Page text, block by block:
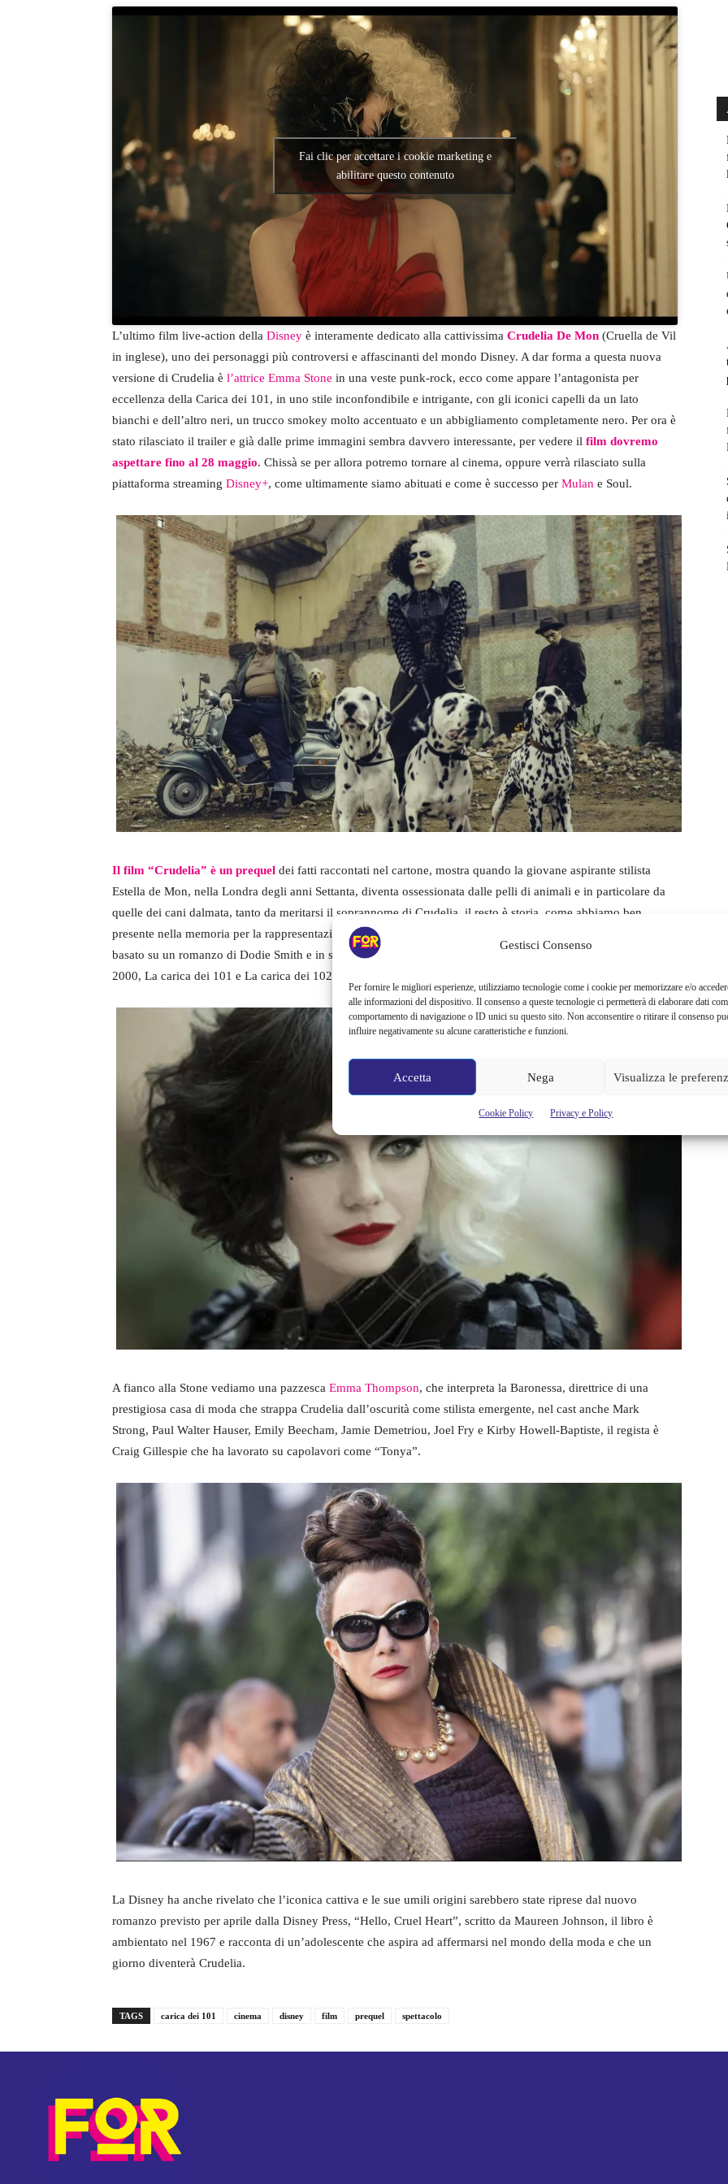
Gestisci Consenso
Per fornire le migliori esperienze, utilizziamo tecnologie come i cookie per memorizzare e/o
alle informazioni del dispositivo. Il consenso a queste tecnologie ci permetterà di elaborare dati
comportamento di navigazione o ID unici su questo sito. Non acconsentire o ritirare il consenso
influire negativamente su alcune caratteristiche e funzioni.
Accetta Nega Visualizza le
Cookie Policy Privacy e Policy
Fai clic per accettare i cookie marketing e
abilitare questo contenuto
L’ultimo film live-action della Disney è interamente dedicato alla cattivissima Crudelia De Mon (Cruella de Vil
in inglese), uno dei personaggi più controversi e affascinanti del mondo Disney. A dar forma a questa nuova
versione di Crudelia è l’attrice Emma Stone in una veste punk-rock, ecco come appare l’antagonista per
eccellenza della Carica dei 101, in uno stile inconfondibile e intrigante, con gli iconici capelli da un lato
bianchi e dell’altro neri, un trucco smokey molto accentuato e un abbigliamento completamente nero. Per ora è
stato rilasciato il trailer e già dalle prime immagini sembra davvero interessante, per vedere il film dovremo
aspettare fino al 28 maggio. Chissà se per allora potremo tornare al cinema, oppure verrà rilasciato sulla
piattaforma streaming Disney+, come ultimamente siamo abituati e come è successo per Mulan e Soul.
Il film “Crudelia” è un prequel dei fatti raccontati nel cartone, mostra quando la giovane aspirante stilista
Estella de Mon, nella Londra degli anni Settanta, diventa ossessionata dalle pelli di animali e in particolare da
quelle dei cani dalmata, tanto da meritarsi il soprannome di Crudelia, il resto è storia, come abbiamo ben
presente nella memoria per la rappresentazione che ne viene fatta nel film d’animazione Disney del 1961
basato su un romanzo di Dodie Smith e in seguito interpretata da
2000, La carica dei 101 e La carica dei 102.
A fianco alla Stone vediamo una pazzesca Emma Thompson, che interpreta la Baronessa, direttrice di una
prestigiosa casa di moda che strappa Crudelia dall’oscurità come stilista emergente, nel cast anche Mark
Strong, Paul Walter Hauser, Emily Beecham, Jamie Demetriou, Joel Fry e Kirby Howell-Baptiste, il regista è
Craig Gillespie che ha lavorato su capolavori come “Tonya”.
La Disney ha anche rivelato che l’iconica cattiva e le sue umili origini sarebbero state riprese dal nuovo
romanzo previsto per aprile dalla Disney Press, “Hello, Cruel Heart”, scritto da Maureen Johnson, il libro è
ambientato nel 1967 e racconta di un’adolescente che aspira ad affermarsi nel mondo della moda e che un
giorno diventerà Crudelia.
TAGS carica dei 101 cinema disney film prequel spettacolo